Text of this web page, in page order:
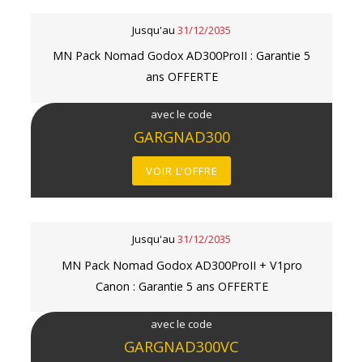
Jusqu'au 31/12/2035
MN Pack Nomad Godox AD300ProII : Garantie 5
ans OFFERTE
avec le code
GARGNAD300
VOIR L'OFFRE
Jusqu'au 31/12/2035
MN Pack Nomad Godox AD300ProII + V1pro
Canon : Garantie 5 ans OFFERTE
avec le code
GARGNAD300VC